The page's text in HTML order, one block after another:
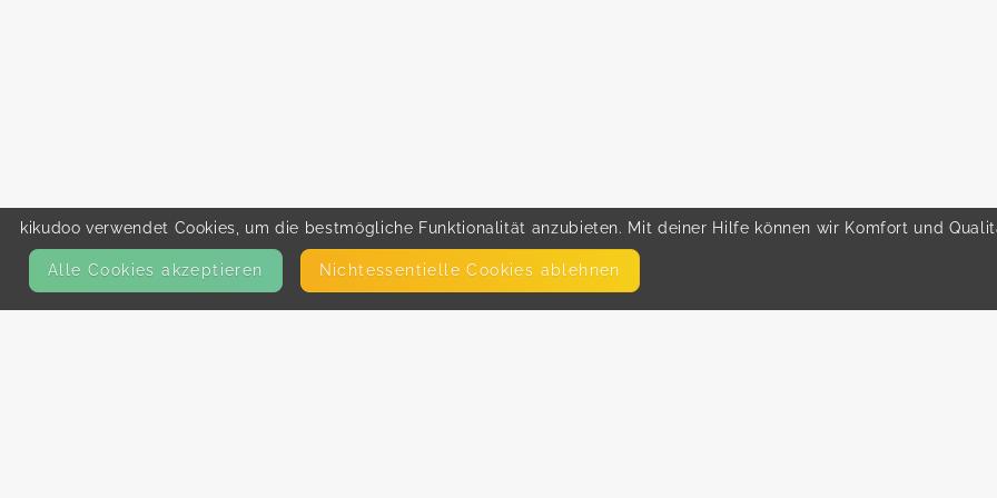
kikudoo verwendet Cookies, um die bestmögliche Funktionalität anzubieten. Mit deiner Hilfe können wir Komfort und
Alle Cookies akzeptieren Nicht­essentielle Cookies ablehnen